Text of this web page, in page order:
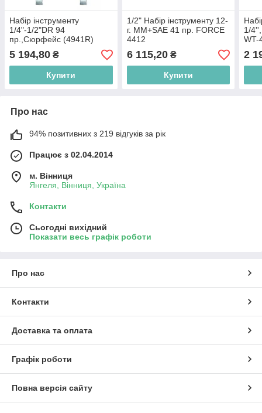
Набір інструменту
1/4"-1/2"DR 94
пр.,Сюрфейс (4941R)
FORCE
5 194,80 ₴
Купити
1/2" Набір інструменту 12-
г. MM+SAE 41 пр. FORCE
4412
6 115,20₴
Купити
1/
WT-
2
Про нас
94% позитивних з 219 відгуків за рік
Працює з 02.04.2014
м. Вінниця
Янгеля, Вінниця, Україна
Контакти
Сьогодні вихідний
Показати весь графік роботи
Про нас
Контакти
Доставка та оплата
Графік роботи
Повна версія сайту